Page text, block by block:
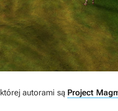
autorami są Project